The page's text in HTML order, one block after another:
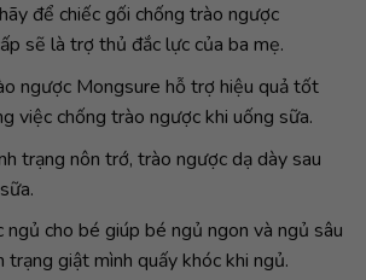
để chiếc gối chống trào ngược
sẽ là trợ thủ đắc lực của ba mẹ.
ngược Mongsure hỗ trợ hiệu quả tốt
việc chống trào ngược khi uống sữa.
trạng nôn trớ, trào ngược dạ dày sau
ngủ cho bé giúp bé ngủ ngon và ngủ sâu
trạng giật mình quấy khóc khi ngủ.